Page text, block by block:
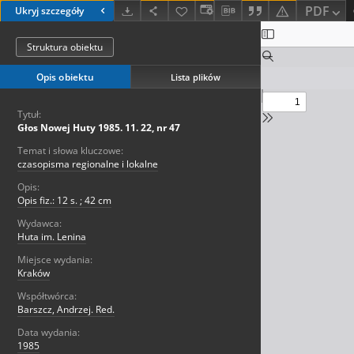
Ukryj szczegóły PDF
Struktura obiektu
Opis obiektu Lista plików
Tytuł:
Głos Nowej Huty 1985. 11. 22, nr 47
Temat i słowa kluczowe:
czasopisma regionalne i lokalne
Opis:
Opis fiz.: 12 s. ; 42 cm
Wydawca:
Huta im. Lenina
Miejsce wydania:
Kraków
Współtwórca:
Barszcz, Andrzej. Red.
Data wydania:
1985